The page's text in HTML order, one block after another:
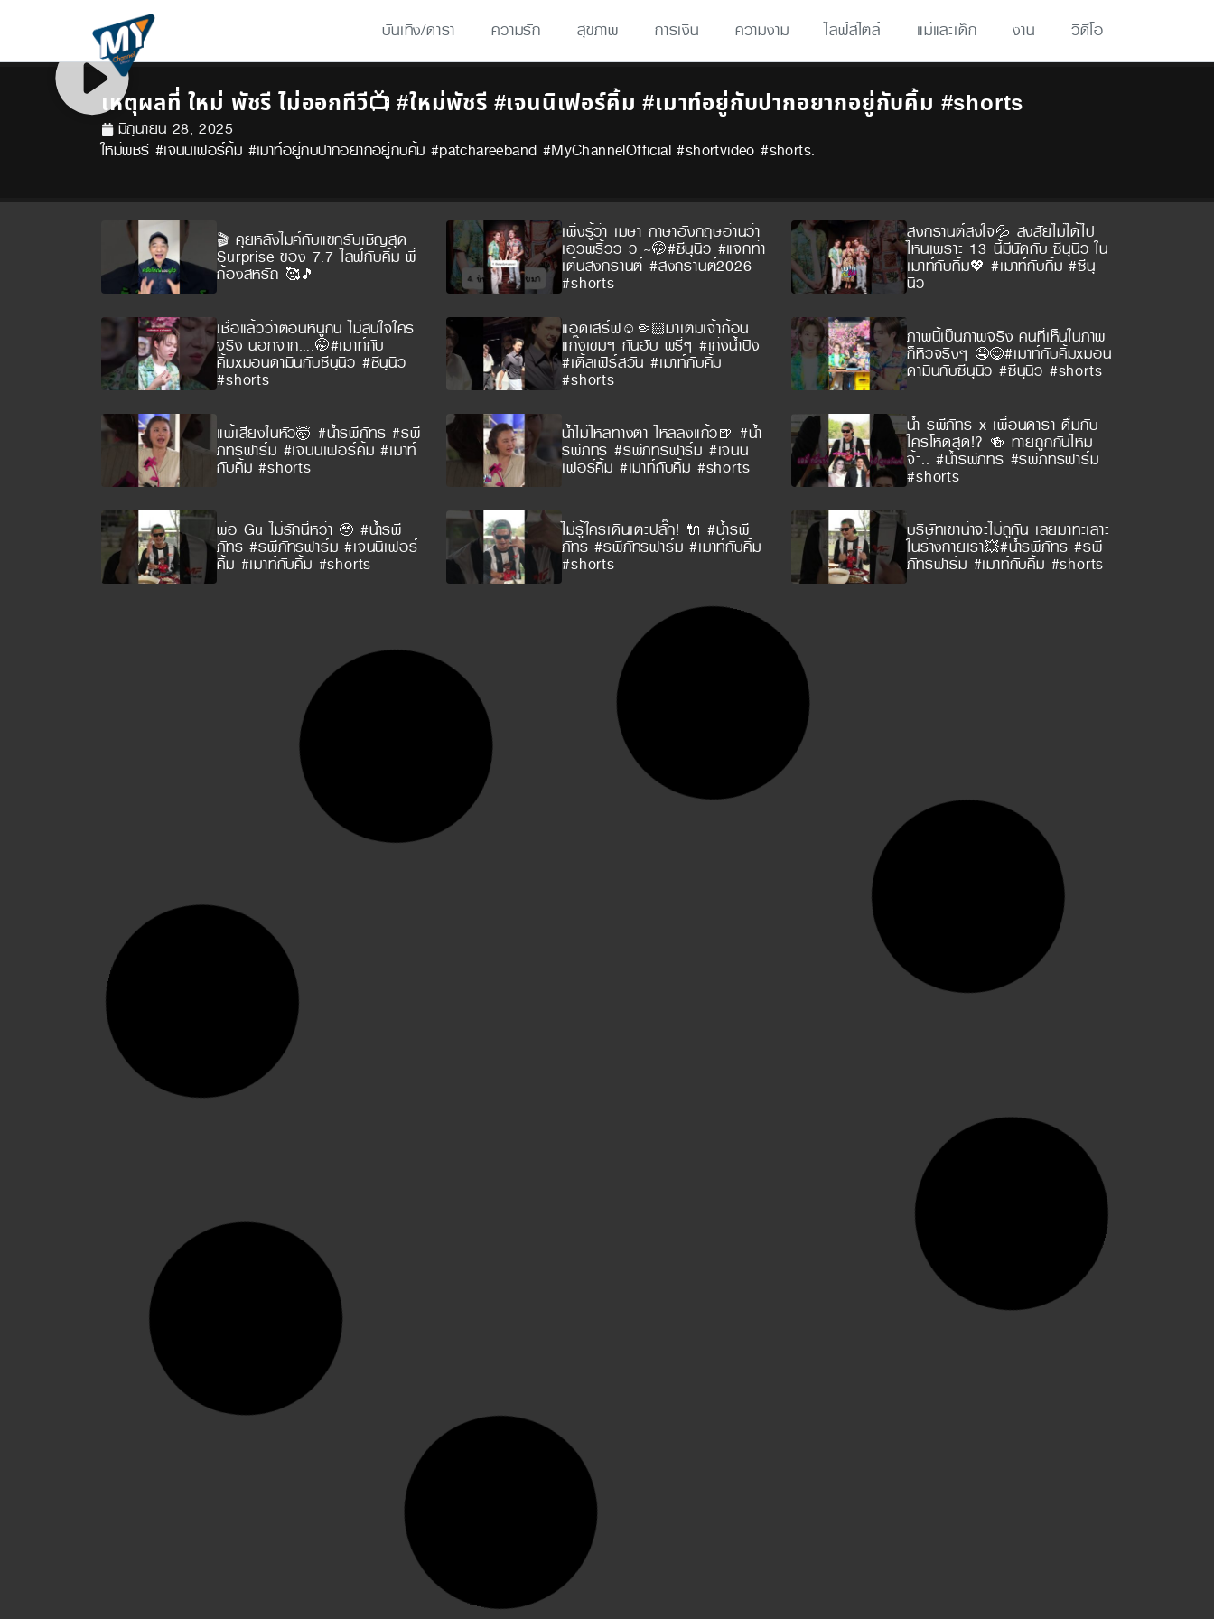
บันเทิง/ดารา ความรัก สุขภาพ การเงิน ความงาม ไลฟ์สไตล์ แม่และเด็ก งาน วิดีโอ
เหตุผลที่ ใหม่ พัชรี ไม่ออกทีวี📺 #ใหม่พัชรี #เจนนิเฟอร์คิ้ม #เมาท์อยู่กับปากอยากอยู่กับคิ้ม #shorts
มิถุนายน 28, 2025
ใหม่พัชรี #เจนนิเฟอร์คิ้ม #เมาท์อยู่กับปากอยากอยู่กับคิ้ม #patchareeband #MyChannelOfficial #shortvideo #shorts.
🎬 คุยหลังไมค์กับแขกรับเชิญสุด
Surprise ของ 7.7 ไลฟ์กับคิ้ม พี่
ก้องสหรัถ 🥰🎵
เพิ่งรู้ว่า เมษา ภาษาอังกฤษอ่านว่า
เอวพริ้วว ว ~🤭#ซีนุนิว #แจกท่า
เต้นสงกรานต์ #สงกรานต์2026
#shorts
สงกรานต์สงใจ💦 สงสัยไม่ได้ไป
ไหนเพราะ 13 นี้มีนัดกับ ซีนุนิว ใน
เมาท์กับคิ้ม💖 #เมาท์กับคิ้ม #ซีนุ
นิว
เชื่อแล้วว่าตอนหนูกิน ไม่สนใจใคร
จริง นอกจาก….🤭#เมาท์กับ
คิ้มxมอนดามินกับซีนุนิว #ซีนุนิว
#shorts
แอดเสิร์ฟ☺️🤏🏻มาเติมเจ้าก้อน
แก๊งเขมฯ กันฮับ พรี่ๆ #เก่งน้ำปิง
#เติ้ลเฟิร์สวัน #เมาท์กับคิ้ม
#shorts
ภาพนี้เป็นภาพจริง คนที่เห็นในภาพ
ก็หิวจริงๆ 🤤😋#เมาท์กับคิ้มxมอน
ดามินกับซีนุนิว #ซีนุนิว #shorts
แพ้เสียงในหัว🤯 #น้ำรพีภัทร #รพี
ภัทรฟาร์ม #เจนนิเฟอร์คิ้ม #เมาท์
กับคิ้ม #shorts
น้ำไม่ไหลทางตา ไหลลงแก้ว🍺 #น้ำ
รพีภัทร #รพีภัทรฟาร์ม #เจนนิ
เฟอร์คิ้ม #เมาท์กับคิ้ม #shorts
น้ำ รพีภัทร x เพื่อนดารา ดื่มกับ
ใครโหดสุด!? 🍻 ทายถูกกันไหม
จ้ะ.. #น้ำรพีภัทร #รพีภัทรฟาร์ม
#shorts
พ่อ Gu ไม่รักนี่หว่า 🥹 #น้ำรพี
ภัทร #รพีภัทรฟาร์ม #เจนนิเฟอร์
คิ้ม #เมาท์กับคิ้ม #shorts
ไม่รู้ใครเดินเตะปลั๊ก! 🔌 #น้ำรพี
ภัทร #รพีภัทรฟาร์ม #เมาท์กับคิ้ม
#shorts
บริษัทเขาน่าจะไม่ถูกัน เลยมาทะเลาะ
ในร่างกายเรา💥#น้ำรพีภัทร #รพี
ภัทรฟาร์ม #เมาท์กับคิ้ม #shorts